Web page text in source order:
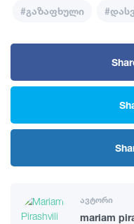
#გაზაფხული
ავტორი
mariam